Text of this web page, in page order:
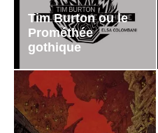
Tim Burton ou le
Prométhée
gothique